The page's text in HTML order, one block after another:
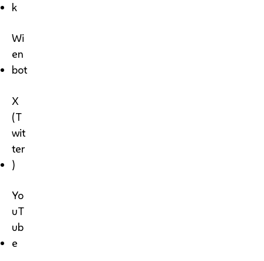
k
Wi
en
bot
X
(T
wit
ter
)
Yo
uT
ub
e